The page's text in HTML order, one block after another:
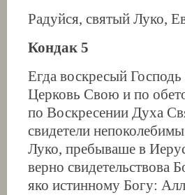
Радуйся, святый Луко,
Кондак 5
Егда воскресый
Церковь Свою и по
по Воскресении Духа
свидетели
Луко, пребываше в
верно свидетельствова
яко истинному Богу: